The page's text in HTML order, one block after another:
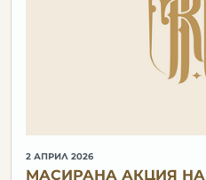
2 АПРИЛ 2026
МАСИРАНА АКЦИЯ